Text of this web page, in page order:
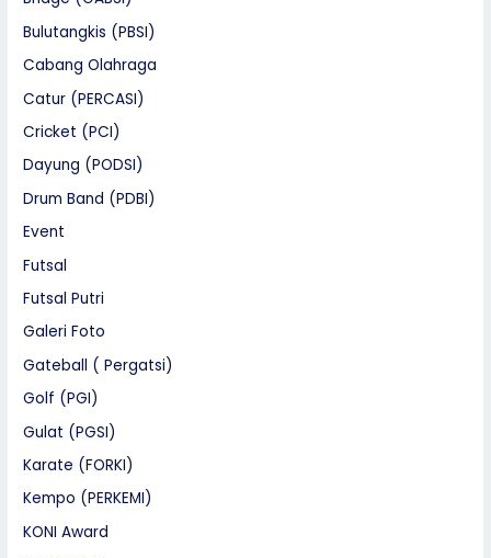
Bulutangkis (PBSI)
Cabang Olahraga
Catur (PERCASI)
Cricket (PCI)
Dayung (PODSI)
Drum Band (PDBI)
Event
Futsal
Futsal Putri
Galeri Foto
Gateball ( Pergatsi)
Golf (PGI)
Gulat (PGSI)
Karate (FORKI)
Kempo (PERKEMI)
KONI Award